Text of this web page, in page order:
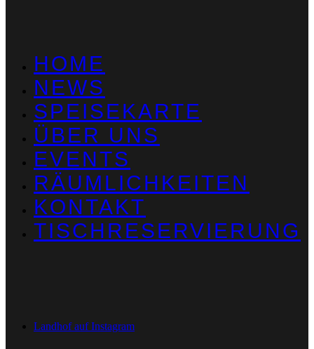
HOME
NEWS
SPEISEKARTE
ÜBER UNS
EVENTS
RÄUMLICHKEITEN
KONTAKT
TISCHRESERVIERUNG
Landhof auf Instagram